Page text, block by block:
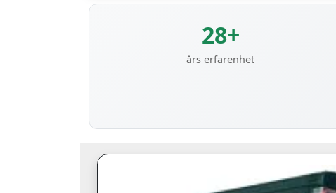
28+
års erfarenhet